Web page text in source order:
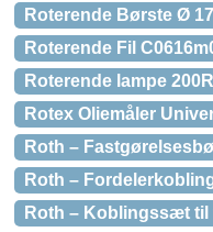
Roterende Børste Ø
Roterende Fil
Roterende lampe
Rotex Oliemåler
Roth –
Roth –
Roth – Koblingssæt til